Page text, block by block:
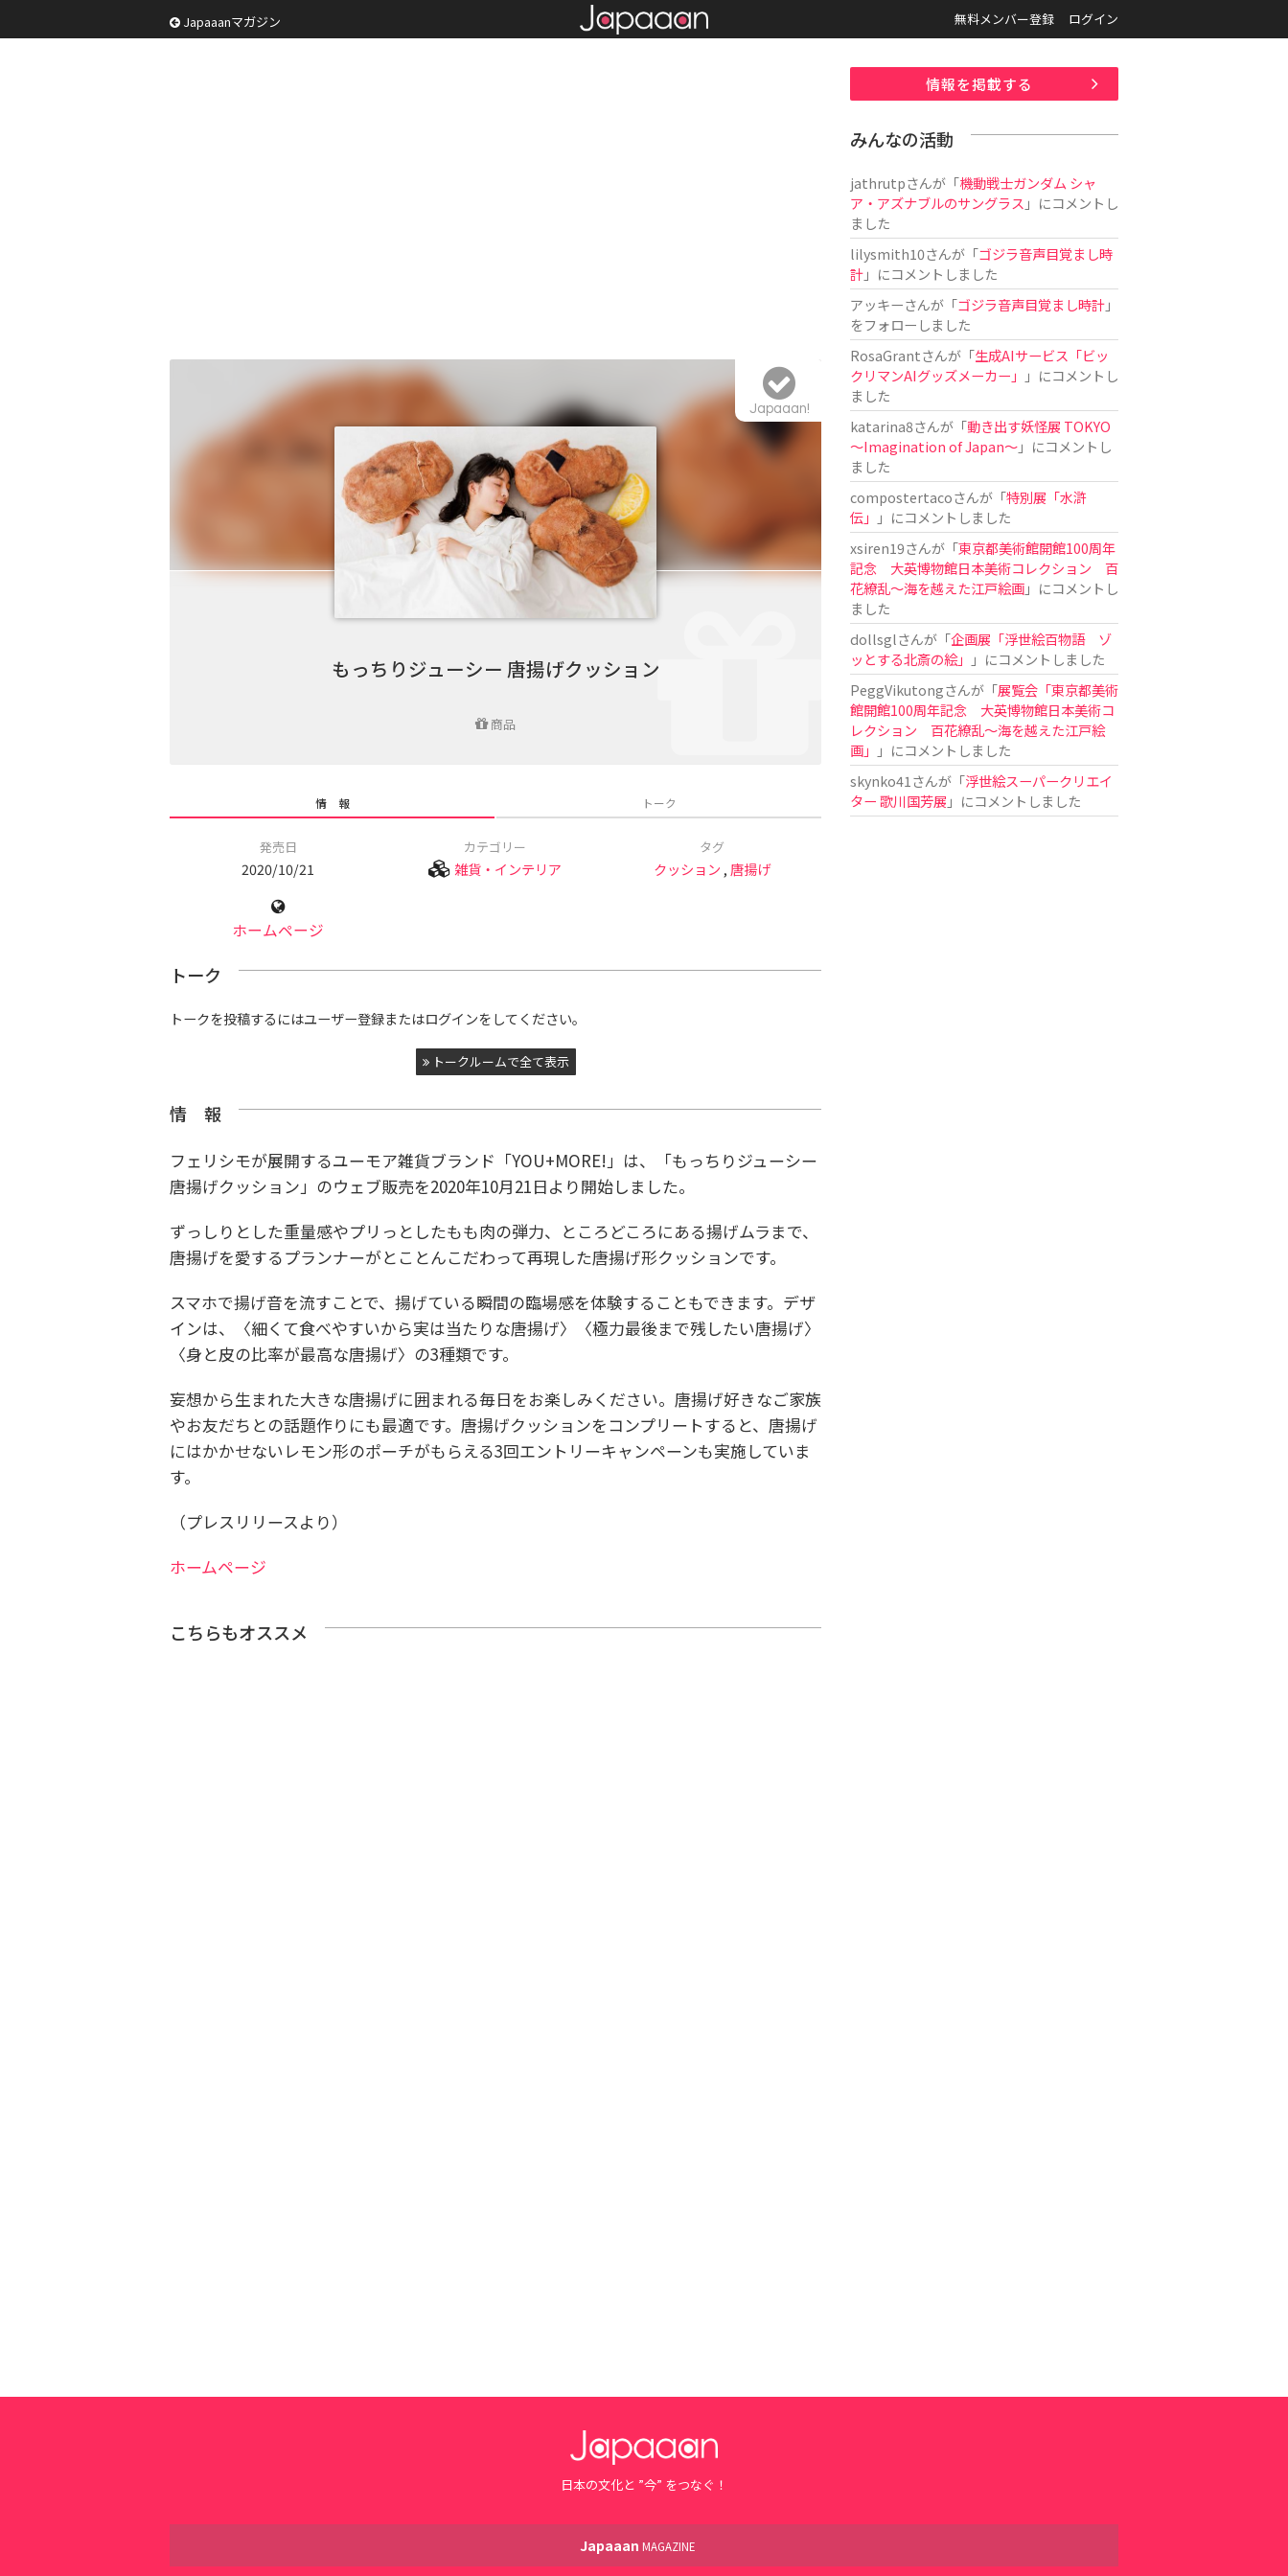
Japaaanマガジン 無料メンバー登録 ログイン
もっちりジューシー 唐揚げクッション
商品
Japaaan!
情 報 トーク
発売日
2020/10/21
カテゴリー
雑貨・インテリア
タグ
クッション , 唐揚げ
ホームページ
トーク
トークを投稿するにはユーザー登録またはログインをしてください。
トークルームで全て表示
情 報
フェリシモが展開するユーモア雑貨ブランド「YOU+MORE!」は、「もっちりジューシー
唐揚げクッション」のウェブ販売を2020年10月21日より開始しました。
ずっしりとした重量感やプリっとしたもも肉の弾力、ところどころにある揚げムラまで、
唐揚げを愛するプランナーがとことんこだわって再現した唐揚げ形クッションです。
スマホで揚げ音を流すことで、揚げている瞬間の臨場感を体験することもできます。デザ
インは、〈細くて食べやすいから実は当たりな唐揚げ〉〈極力最後まで残したい唐揚げ〉
〈身と皮の比率が最高な唐揚げ〉の3種類です。
妄想から生まれた大きな唐揚げに囲まれる毎日をお楽しみください。唐揚げ好きなご家族
やお友だちとの話題作りにも最適です。唐揚げクッションをコンプリートすると、唐揚げ
にはかかせないレモン形のポーチがもらえる3回エントリーキャンペーンも実施していま
す。
（プレスリリースより）
ホームページ
こちらもオススメ
情報を掲載する
みんなの活動
jathrutpさんが「機動戦士ガンダム シャ
ア・アズナブルのサングラス 」にコメントし
ました
lilysmith10さんが「ゴジラ音声目覚まし時
計」にコメントしました
アッキーさんが「ゴジラ音声目覚まし時計」
をフォローしました
RosaGrantさんが「生成AIサービス「ビッ
クリマンAIグッズメーカー」
」にコメントし
ました
katarina8さんが「動き出す妖怪展 TOKYO
〜Imagination of Japan〜」にコメントし
ました
compostertacoさんが「特別展「水滸
伝」
」にコメントしました
xsiren19さんが「東京都美術館開館100周年
記念 大英博物館日本美術コレクション 百
花繚乱～海を越えた江戸絵画」にコメントし
ました
dollsglさんが「企画展「浮世絵百物語 ゾ
ッとする北斎の絵」
」にコメントしました
PeggVikutongさんが「展覧会「東京都美術
館開館100周年記念 大英博物館日本美術コ
レクション 百花繚乱〜海を越えた江戸絵
画」
」にコメントしました
skynko41 さんが「浮世絵スーパークリエイ
ター 歌川国芳展 」にコメントしました
日本の文化と ”今” をつなぐ！
Japaaan MAGAZINE